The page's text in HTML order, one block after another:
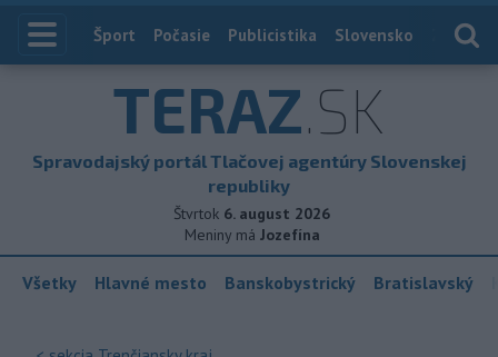
Index
Šport Počasie Publicistika Slovensko
TERAZ.SK
Spravodajský portál Tlačovej agentúry Slovenskej
republiky
Štvrtok 6. august 2026
Meniny má Jozefína
Všetky Hlavné mesto Banskobystrický Bratislavský